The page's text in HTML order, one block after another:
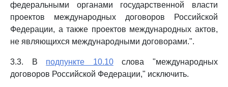
федеральными органами государственной власти
проектов международных договоров Российской
Федерации, а также проектов международных актов,
не являющихся международными договорами.".
3.3. В подпункте 10.10слова "международных
договоров Российской Федерации," исключить.